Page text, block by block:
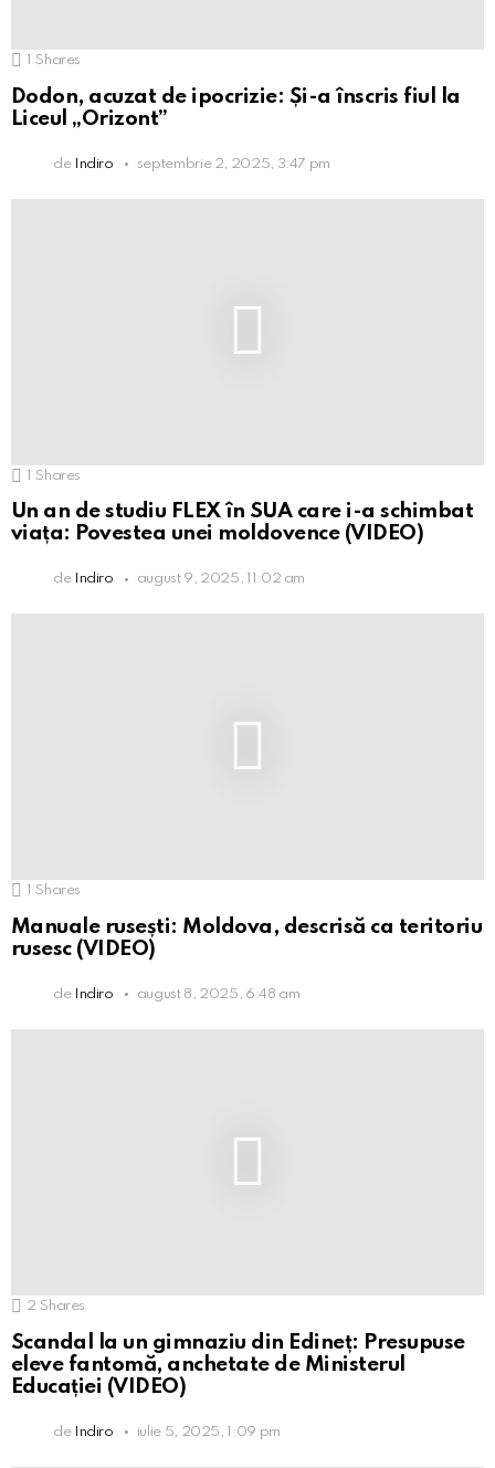
1 Shares
Dodon, acuzat de ipocrizie: Și-a înscris fiul la
Liceul „Orizont”
de Indiro septembrie 2, 2025, 3:47 pm
1 Shares
Un an de studiu FLEX în SUA care i-a schimbat
viața: Povestea unei moldovence (VIDEO)
de Indiro august 9, 2025, 11:02 am
Shares
Manuale rusești: Moldova, descrisă ca teritoriu
rusesc (VIDEO)
de Indiro august 8, 2025, 6:48 am
2 Shares
Scandal la un gimnaziu din Edineț: Presupuse
eleve fantomă, anchetate de Ministerul
Educației (VIDEO)
de Indiro iulie 5, 2025, 1:09 pm